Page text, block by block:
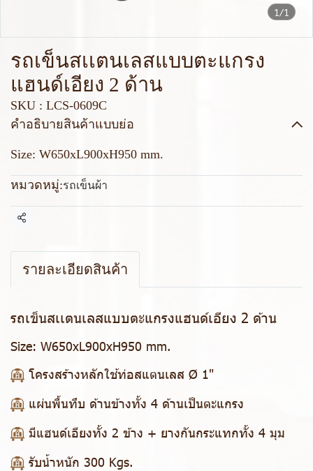
1/1
รถเข็นสเเตนเลสแบบตะแกรง
แฮนด์เอียง 2 ด้าน
SKU : LCS-0609C
คำอธิบายสินค้าแบบย่อ
Size: W650xL900xH950 mm.
หมวดหมู่:รถเข็นผ้า
แชร์
รายละเอียดสินค้า
รถเข็นสเเตนเลสแบบตะแกรงแฮนด์เอียง 2 ด้าน
Size: W650xL900xH950 mm.
โครงสร้างหลักใช้ท่อสแตนเลส Ø 1"
แผ่นพื้นทึบ ด้านข้างทั้ง 4 ด้านเป็นตะแกรง
มีแฮนด์เอียงทั้ง 2 ข้าง + ยางกันกระแทกทั้ง 4 มุม
รับน้ำหนัก 300 Kgs.